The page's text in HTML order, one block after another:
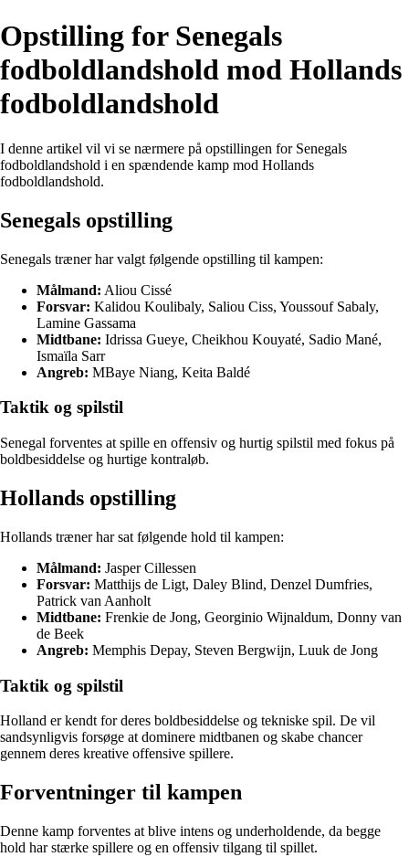
Opstilling for Senegals
fodboldlandshold mod Hollands
fodboldlandshold
I denne artikel vil vi se nærmere på opstillingen for Senegals
fodboldlandshold i en spændende kamp mod Hollands
fodboldlandshold.
Senegals opstilling
Senegals træner har valgt følgende opstilling til kampen:
Målmand: Aliou Cissé
Forsvar: Kalidou Koulibaly, Saliou Ciss, Youssouf Sabaly,
Lamine Gassama
Midtbane: Idrissa Gueye, Cheikhou Kouyaté, Sadio Mané,
Ismaïla Sarr
Angreb: MBaye Niang, Keita Baldé
Taktik og spilstil
Senegal forventes at spille en offensiv og hurtig spilstil med fokus på
boldbesiddelse og hurtige kontraløb.
Hollands opstilling
Hollands træner har sat følgende hold til kampen:
Målmand: Jasper Cillessen
Forsvar: Matthijs de Ligt, Daley Blind, Denzel Dumfries,
Patrick van Aanholt
Midtbane: Frenkie de Jong, Georginio Wijnaldum, Donny van
de Beek
Angreb: Memphis Depay, Steven Bergwijn, Luuk de Jong
Taktik og spilstil
Holland er kendt for deres boldbesiddelse og tekniske spil. De vil
sandsynligvis forsøge at dominere midtbanen og skabe chancer
gennem deres kreative offensive spillere.
Forventninger til kampen
Denne kamp forventes at blive intens og underholdende, da begge
hold har stærke spillere og en offensiv tilgang til spillet.